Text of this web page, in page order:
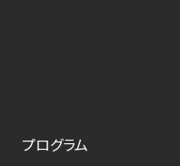
プログラム